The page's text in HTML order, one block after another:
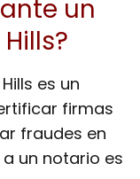
un
es un
firmas
fraudes en
un notario es